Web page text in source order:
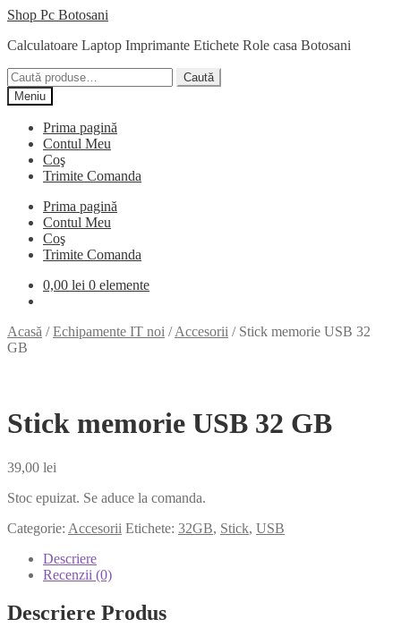
Sari
navigare
Sari
conținut
Shop Pc Botosani
Calculatoare Laptop Imprimante Etichete Role casa Botosani
Caută:
Caută
Meniu
Prima pagină
Contul Meu
Coş
Trimite Comanda
Prima pagină
Contul Meu
Coş
Trimite Comanda
0,00 lei 0 elemente
Acasă /Echipamente IT noi /Accesorii / Stick memorie USB 32
GB
Stick memorie USB 32 GB
39,00 lei
Stoc epuizat. Se aduce la comanda.
Categorie: Accesorii Etichete: 32GB, Stick, USB
Descriere
Recenzii (0)
Descriere Produs